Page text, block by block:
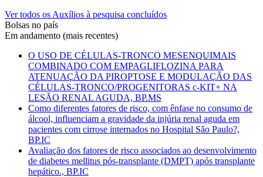
Ver todos os Auxílios à pesquisa concluídos
Bolsas no país
Em andamento (mais recentes)
O USO DE CÉLULAS-TRONCO MESENQUIMAIS
COMBINADO COM EMPAGLIFLOZINA PARA
ATENUAÇÃO DA PIROPTOSE E MODULAÇÃO DAS
CÉLULAS-TRONCO/PROGENITORAS c-KIT+ NA
LESÃO RENAL AGUDA, BP.MS
Como diferentes fatores de risco, com ênfase no consumo de
álcool, influenciam a gravidade da injúria renal aguda em
pacientes com cirrose internados no Hospital São Paulo?,
BP.IC
Avaliação dos fatores de risco associados ao desenvolvimento
de diabetes mellitus pós-transplante (DMPT) após transplante
hepático., BP.IC